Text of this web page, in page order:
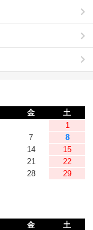
金
土
1
7
8
14
15
21
22
28
29
金
土